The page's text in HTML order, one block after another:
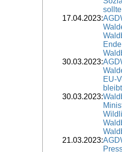
17.04.2023:
30.03.2023:
EU-
30.03.2023:
21.03.2023: